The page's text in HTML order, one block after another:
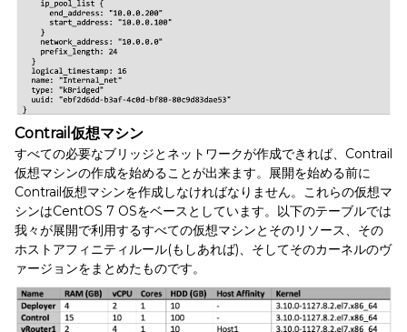
Contrail仮想マシン
すべての必要なブリッジとネットワークが作成できれば、Contrail
仮想マシンの作成を始めることが出来ます。展開を始める前に
Contrail仮想マシンを作成しなければなりません。これらの仮想マ
シンはCentOS 7 OSをベースとしています。以下のテーブルでは
我々が展開で利用するすべての仮想マシンとそのリソース、その
ホストアフィニティルール(もしあれば)、そしてそのカーネルのヴ
ァージョンをまとめたものです。